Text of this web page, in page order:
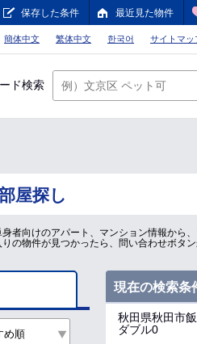
保存した条件 最近見た物件
簡体中文 繁体中文 한국어 サイトマッ
ド検索
屋探し
者向けのアパート、マンション情報から
の物件が見つかったら、問い合わせボタ
現在の検索条
秋田県秋田市
ダブル0